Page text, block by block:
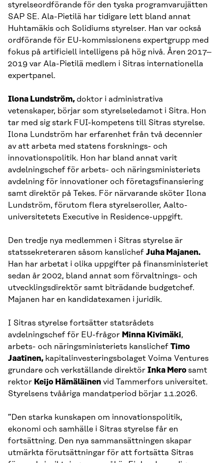
styrelseordförande för den tyska programvarujätten
SAP SE. Ala-Pietilä har tidigare lett bland annat
Huhtamäkis och Solidiums styrelser. Han var också
ordförande för EU-kommissionens expertgrupp med
fokus på artificiell intelligens på hög nivå. Åren 2017–
2019 var Ala-Pietilä medlem i Sitras internationella
expertpanel.
Ilona Lundström, doktor i administrativa
vetenskaper, börjar som styrelseledamot i Sitra. Hon
tar med sig stark FUI-kompetens till Sitras styrelse.
Ilona Lundström har erfarenhet från två decennier
av att arbeta med statens forsknings- och
innovationspolitik. Hon har bland annat varit
avdelningschef för arbets- och näringsministeriets
avdelning för innovationer och företagsfinansiering
samt direktör på Tekes. För närvarande sköter Ilona
Lundström, förutom flera styrelseroller, Aalto-
universitetets Executive in Residence-uppgift.
Den tredje nya medlemmen i Sitras styrelse är
statssekreteraren såsom kanslichef Juha Majanen.
Han har arbetat i olika uppgifter på finansministeriet
sedan år 2002, bland annat som förvaltnings- och
utvecklingsdirektör samt biträdande budgetchef.
Majanen har en kandidatexamen i juridik.
I Sitras styrelse fortsätter statsrådets
avdelningschef för EU-frågor Minna Kivimäki,
arbets- och näringsministeriets kanslichef Timo
Jaatinen, kapitalinvesteringsbolaget Voima Ventures
grundare och verkställande direktör Inka Merosamt
rektor Keijo Hämäläinen vid Tammerfors universitet.
Styrelsens tvååriga mandatperiod börjar 1.1.2026.
”Den starka kunskapen om innovationspolitik,
ekonomi och samhälle i Sitras styrelse får en
fortsättning. Den nya sammansättningen skapar
utmärkta förutsättningar för att fortsätta Sitras